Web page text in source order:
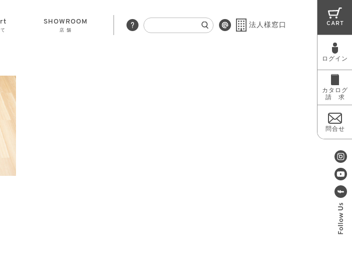
SHOWROOM
店 舗
法人様窓口 CART
ログイン
カタログ
請 求
問合せ